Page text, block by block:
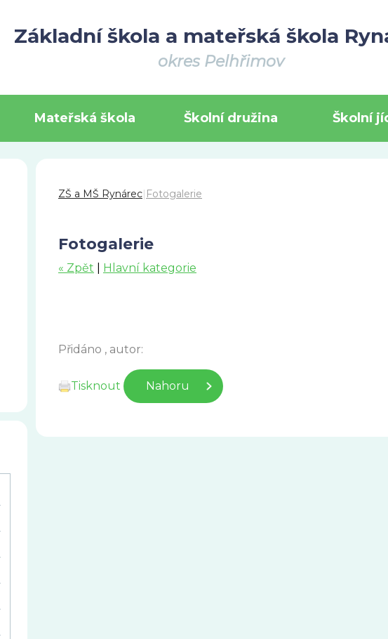
Základní škola a mateřská škola
okres Pelhřimov
Mateřská škola Školní družina Školní
ZŠ a MŠ Rynárec Fotogalerie
Fotogalerie
« Zpět Hlavní kategorie
Přidáno , autor:
Tisknout Nahoru